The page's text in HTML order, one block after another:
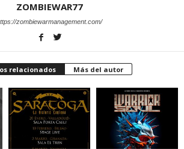
ZOMBIEWAR77
zombiewarmanagement.com/
relacionados Más del autor